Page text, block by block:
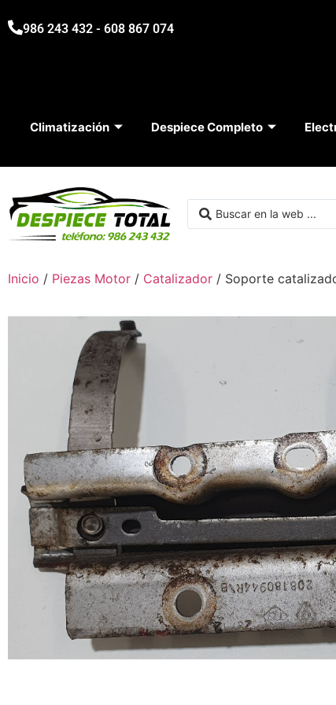
986 243 432 - 608 867 074
Climatización Despiece Completo
Inicio / Piezas Motor / Catalizador / Soporte